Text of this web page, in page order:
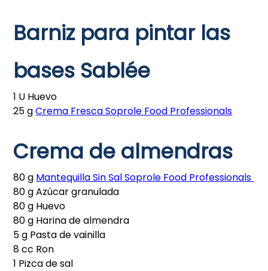
Barniz para pintar las
bases Sablée
1 U Huevo
25 gCrema Fresca Soprole Food Professionals
Crema de almendras
80 g Mantequilla Sin Sal Soprole Food Professionals
80 g Azúcar granulada
80 g Huevo
80 g Harina de almendra
5 g Pasta de vainilla
8 cc Ron
1 Pizca de sal